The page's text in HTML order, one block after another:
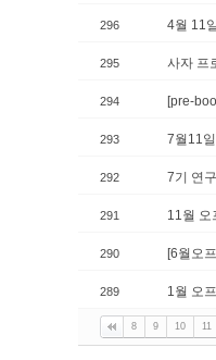
296 4월 11
295 사자 프
294 [pre-
293 7월11
292 7기 연
291 11월 오
290 [6월오
289 1월 오
8 9 10 11